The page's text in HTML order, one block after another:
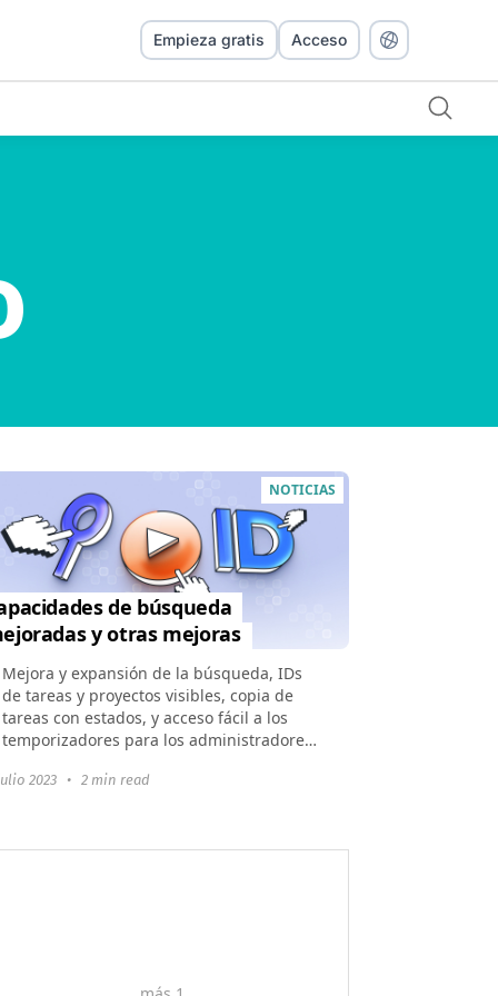
Empieza gratis Acceso
NOTICIAS
de búsqueda
y otras mejoras
Mejora y expansión de la búsqueda, IDs
de tareas y proyectos visibles, copia de
tareas con estados, y acceso fácil a los
temporizadores para los administradores
2023 • 2 min read